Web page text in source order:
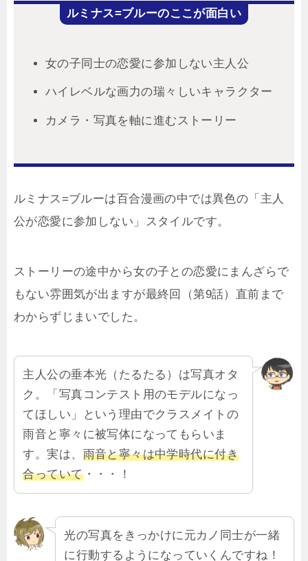
ルミナス=ブルーのここが面白い
女の子同士の恋愛に参加しない主人公
ハイレベルな画力の瑞々しいキャラクター
カメラ・写真を軸に進むストーリー
ルミナス=ブルーは百合漫画の中では異色の「主人
公が恋愛に参加しない」スタイルです。
ストーリーの途中から女の子との恋愛にまんざらで
もない雰囲気が出ますが最終回（第9話）直前まで
わからずじまいでした。
主人公の垂本光（たるたる）は写真オタ
ク。「写真コンテスト用のモデルになっ
てほしい」という理由でクラスメイトの
雨音と寧々に被写体になってもらいま
す。実は、 雨音と寧々は中学時代に付き
合っていて・・・！
光の写真をきっかけに元カノ同士が一緒
に行動するようになっていくんですね！